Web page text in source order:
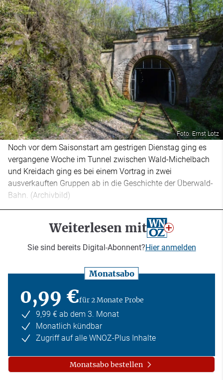
Foto: Ernst Lotz
Noch vor dem Saisonstart am gestrigen Dienstag ging es
vergangene Woche im Tunnel zwischen Wald-Michelbach
und Kreidach ging es bei einem Vortrag in zwei
ausverkauften Gruppen ab in die Geschichte der Überwald-
Bahn. (Archivbild)
Weiterlesen mit
Sie sind bereits Digital-Abonnent?Hier anmelden
Monatsabo
0,99 €für 2 Monate Probe
9,99 € ab dem 3. Monat
Monatlich kündbar
Zugriff auf alle WNOZ-Plus Inhalte
Monatsabo bestellen